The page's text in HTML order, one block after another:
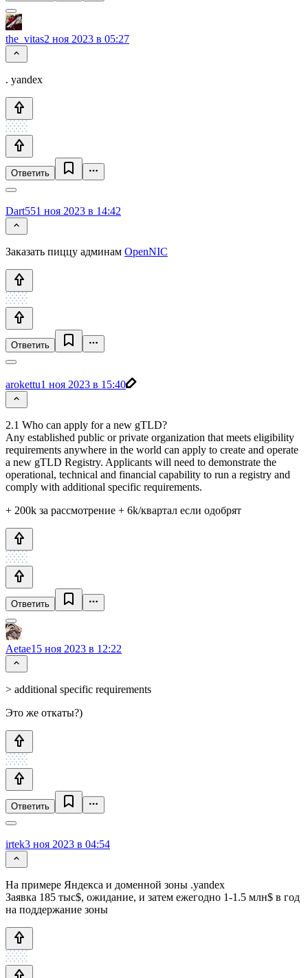
the_vitas2 ноя 2023 в 05:27
. yandex
Ответить
Dart551 ноя 2023 в 14:42
Заказать пиццу админам OpenNIC
Ответить
arokettu1 ноя 2023 в 15:40
2.1 Who can apply for a new gTLD?
Any established public or private organization that meets eligibility
requirements anywhere in the world can apply to create and operate
a new gTLD Registry. Applicants will need to demonstrate the
operational, technical and financial capability to run a registry and
comply with additional specific requirements.
+ 200k за рассмотрение + 6k/квартал если одобрят
Ответить
Aetae15 ноя 2023 в 12:22
> additional specific requirements
Это же откаты?)
Ответить
irtek3 ноя 2023 в 04:54
На примере Яндекса и доменной зоны .yandex
Заявка 185 тыс$, ожидание, и затем ежегодно 1-1.5 млн$ в год
на поддержание зоны